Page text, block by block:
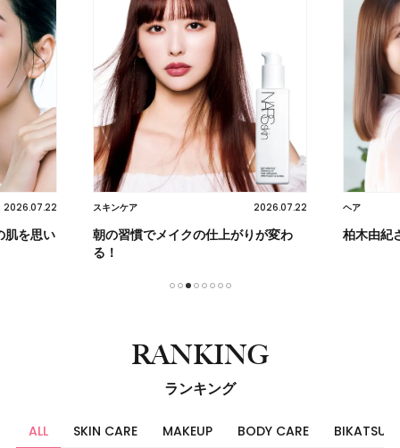
2026.07.22
肌を思い
スキンケア 2026.07.22
朝の習慣でメイクの仕上がりが変わ
る！
ヘア
柏木由紀
RANKING
ランキング
ALL SKIN CARE MAKEUP BODY CARE BIKATSU